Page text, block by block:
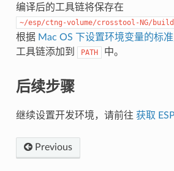
编译后的工具链将保存在
~/esp/ctng-volume/crosstool-NG/
根据 Mac OS 下设置环境变量的标
工具链添加到
PATH 中。
后续步骤
继续设置开发环境，请前往 获取
Previous